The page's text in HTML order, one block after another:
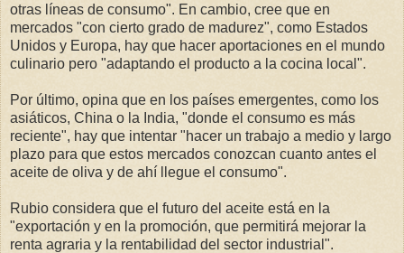
otras líneas de consumo". En cambio, cree que en
mercados "con cierto grado de madurez", como Estados
Unidos y Europa, hay que hacer aportaciones en el mundo
culinario pero "adaptando el producto a la cocina local".
Por último, opina que en los países emergentes, como los
asiáticos, China o la India, "donde el consumo es más
reciente", hay que intentar "hacer un trabajo a medio y largo
plazo para que estos mercados conozcan cuanto antes el
aceite de oliva y de ahí llegue el consumo".
Rubio considera que el futuro del aceite está en la
"exportación y en la promoción, que permitirá mejorar la
renta agraria y la rentabilidad del sector industrial".